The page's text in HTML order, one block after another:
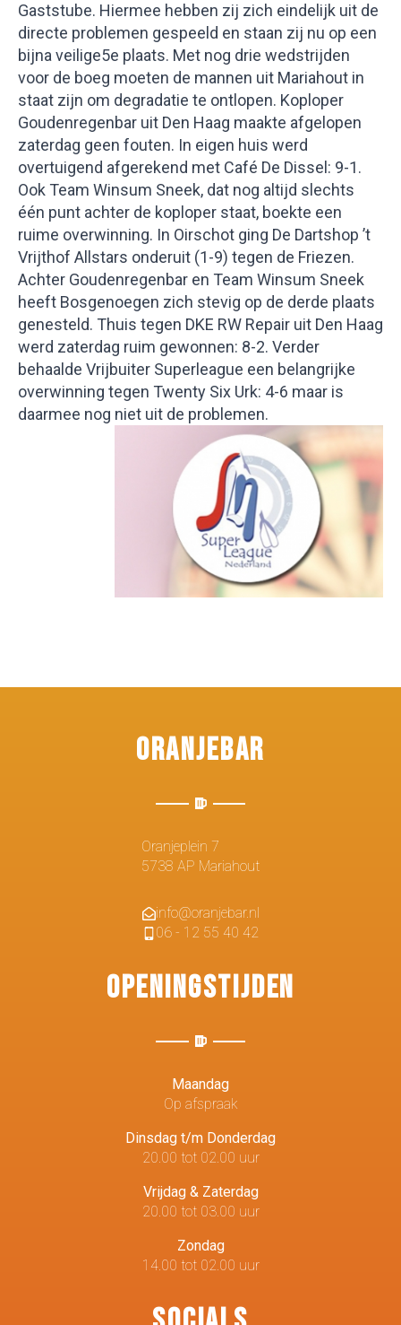
Gaststube. Hiermee hebben zij zich eindelijk uit de
directe problemen gespeeld en staan zij nu op een
bijna veilige5e plaats. Met nog drie wedstrijden
voor de boeg moeten de mannen uit Mariahout in
staat zijn om degradatie te ontlopen. Koploper
Goudenregenbar uit Den Haag maakte afgelopen
zaterdag geen fouten. In eigen huis werd
overtuigend afgerekend met Café De Dissel: 9-1.
Ook Team Winsum Sneek, dat nog altijd slechts
één punt achter de koploper staat, boekte een
ruime overwinning. In Oirschot ging De Dartshop ’t
Vrijthof Allstars onderuit (1-9) tegen de Friezen.
Achter Goudenregenbar en Team Winsum Sneek
heeft Bosgenoegen zich stevig op de derde plaats
genesteld. Thuis tegen DKE RW Repair uit Den Haag
werd zaterdag ruim gewonnen: 8-2. Verder
behaalde Vrijbuiter Superleague een belangrijke
overwinning tegen Twenty Six Urk: 4-6 maar is
daarmee nog niet uit de problemen.
Oranjebar
Oranjeplein 7
5738 AP Mariahout
info@oranjebar.nl
06 - 12 55 40 42
Openingstijden
Maandag
Op afspraak
Dinsdag t/m Donderdag
20.00 tot 02.00 uur
Vrijdag & Zaterdag
20.00 tot 03.00 uur
Zondag
14.00 tot 02.00 uur